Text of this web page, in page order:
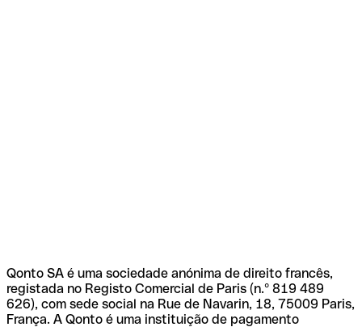
Qonto SA é uma sociedade anónima de direito francês,
registada no Registo Comercial de Paris (n.º 819 489
626), com sede social na Rue de Navarin, 18, 75009 Paris,
França. A Qonto é uma instituição de pagamento